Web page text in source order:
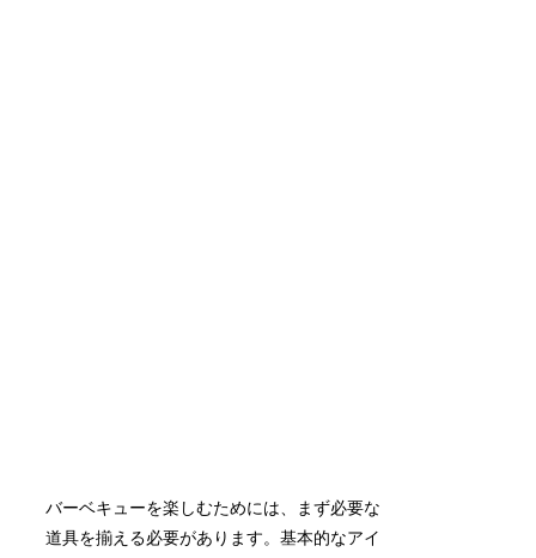
バーベキューを楽しむためには、まず必要な
道具を揃える必要があります。基本的なアイ